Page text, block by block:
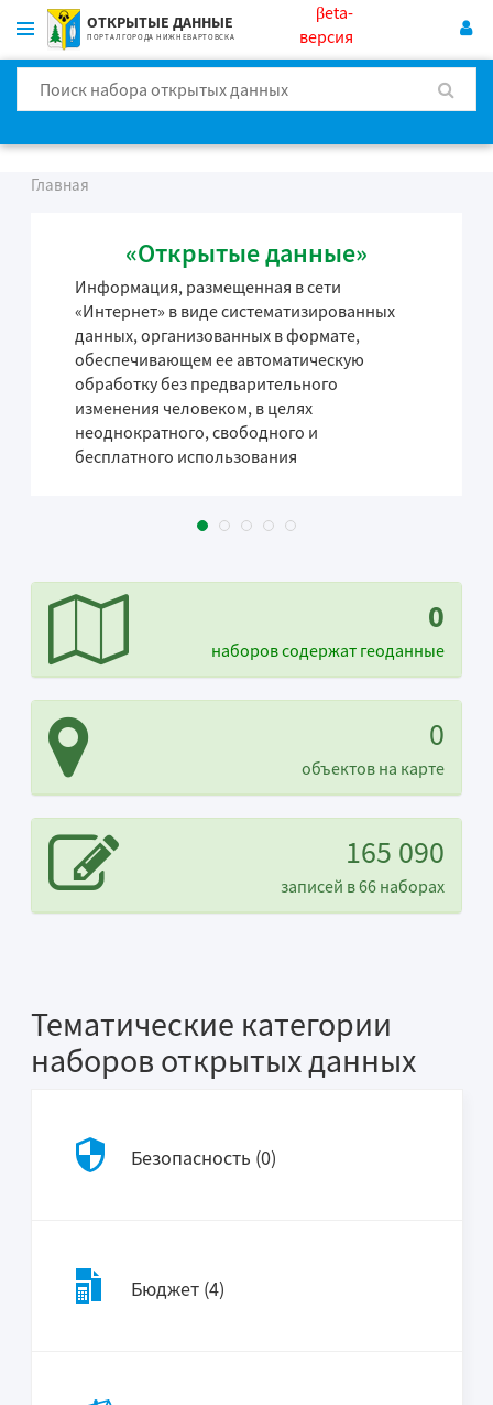
ОТКРЫТЫЕ ДАННЫЕ
ПОРТАЛ ГОРОДА НИЖНЕВАРТОВСКА
βeta-
версия
Главная
«Открытые данные»
Информация, размещенная в сети
«Интернет» в виде систематизированных
данных, организованных в формате,
обеспечивающем ее автоматическую
обработку без предварительного
изменения человеком, в целях
неоднократного, свободного и
бесплатного использования
0
наборов содержат геоданные
0
объектов на карте
165 090
записей в 66 наборах
Тематические категории
наборов открытых данных
Безопасность (0)
Бюджет (4)